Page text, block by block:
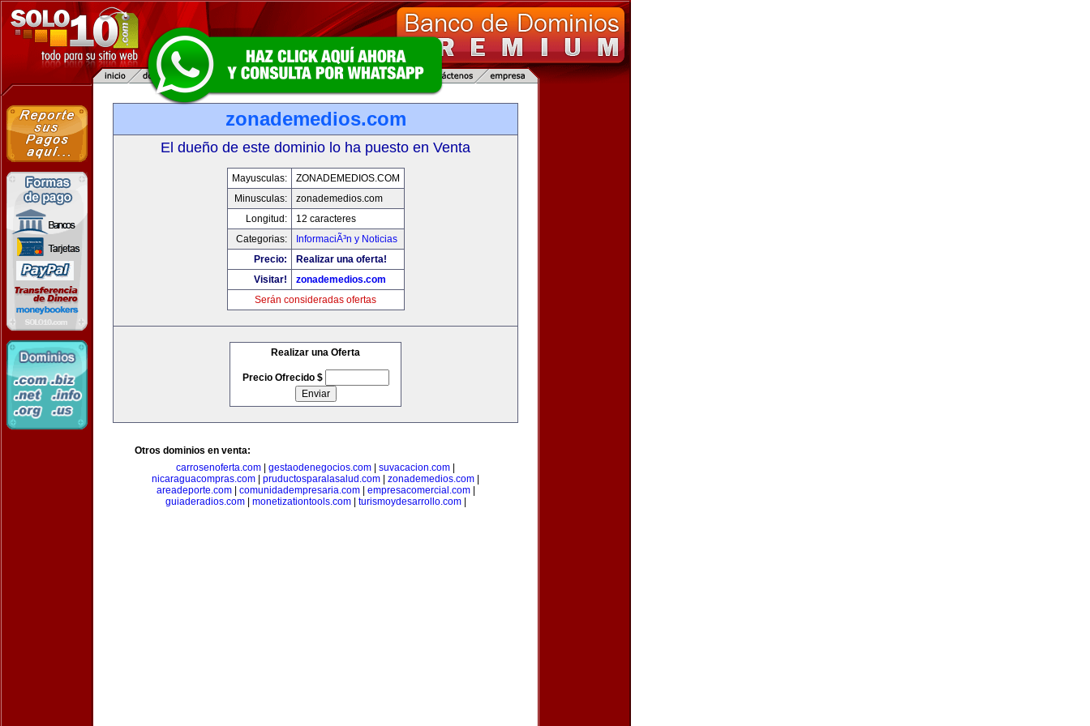
zonademedios.com
El dueño de este dominio lo ha puesto en Venta
Mayusculas:
ZONADEMEDIOS.COM
Minusculas:
zonademedios.com
Longitud:
12 caracteres
Categorias:
InformaciÃ³n y Noticias
Precio:
Realizar una oferta!
Visitar!
zonademedios.com
Serán consideradas ofertas
Realizar una Oferta
Precio Ofrecido $
Otros dominios en venta:
carrosenoferta.com
gestaodenegocios.com suvacacion.com
nicaraguacompras.com
pruductosparalasalud.com zonademedios.com
areadeporte.com| comunidadempresaria.com| empresacomercial.com|
guiaderadios.com| monetizationtools.com| turismoydesarrollo.com|